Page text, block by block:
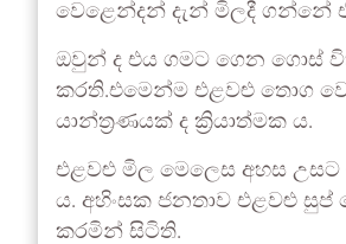
වෙළෙන්දන් දැන් මිලදී ගන්නේ
ඔවුන් ද එය ගමට ගෙන ගොස්
කරති.එමෙන්ම එළවළු තොග
යාන්ත්‍රණයක් ද ක්‍රියාත්මක ය.
එළවළු මිල මෙලෙස අහස
ය. අහිංසක ජනතාව එළවළු
කරමින් සිටිති.